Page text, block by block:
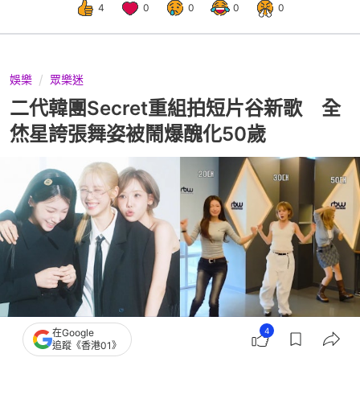
4 0 0 0 0
娛樂 眾樂迷
二代韓團Secret重組拍短片谷新歌 全
烋星誇張舞姿被鬧爆醜化50歲
在Google
追蹤《香港01》
4